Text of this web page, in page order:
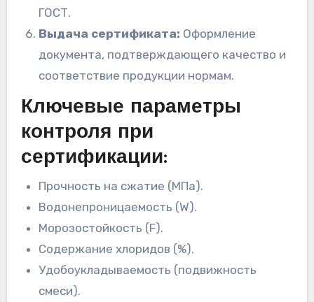
ГОСТ.
Выдача сертификата: Оформление
документа, подтверждающего качество и
соответствие продукции нормам.
Ключевые параметры
контроля при
сертификации:
Прочность на сжатие (МПа).
Водонепроницаемость (W).
Морозостойкость (F).
Содержание хлоридов (%).
Удобоукладываемость (подвижность
смеси).